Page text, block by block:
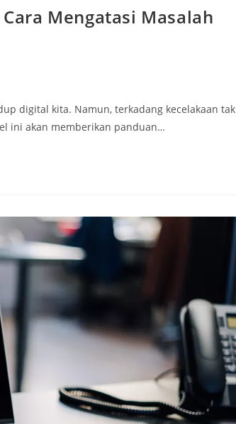
Mengatasi Masalah
digital kita. Namun, terkadang kecelakaan tak
ini akan memberikan panduan…